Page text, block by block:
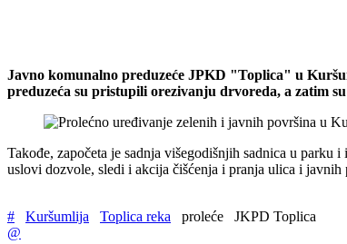
Javno komunalno preduzeće JPKD "Toplica" u
preduzeća su pristupili orezivanju drvoreda, a zatim
Takođe, započeta je sadnja višegodišnjih sadnica u
uslovi dozvole, sledi i akcija čišćenja i pranja ulica i javnih
# Kuršumlija Toplica reka proleće
JKPD Toplica
@